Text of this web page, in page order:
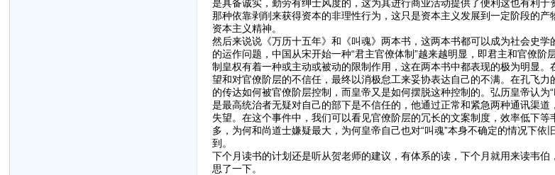
是具备诚实，勤劳有绅士风度的，这为其进行商业活动提供了便利这也有利
那种依靠剥削来获得资本的非理性行为，这只是资本主义发展到一定阶段的
资本主义精神。
然后来说说《万历十五年》和《叫魂》两本书，这两本书都可以成为社会史
的运作问题，中国从宋开始一种“君主官僚体制”越来越明显，即君主和官僚
制皇权有着一种或主动或被动的限制作用，这在两本书中都表现的极为明显
望和对官僚阶层的不信任，最终以消极怠工来妥协表达自己的不满。在孔飞
的传达如何被官僚阶层控制，而皇帝又是如何摆脱这种控制的。弘历皇帝认
是最高统治者无疑对自己的部下是不信任的，他通过正常和紧急两种通讯渠
失望。在这个事件中，我们可以看见官僚阶层的冗长的文案制度，效率低下
多，为何和尚道士嫌疑最大，为何皇帝自己也对“叫魂”本身不确定的情况下
到。
下个月读书的计划还是听从贺老师的建议，有体系的读，下个月就用来读韦
思了一下。